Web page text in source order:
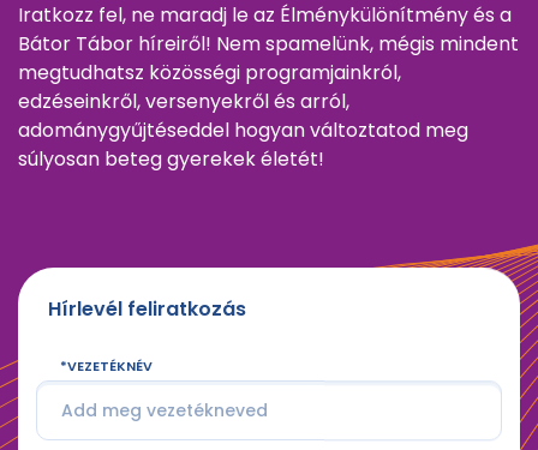
Iratkozz fel, ne maradj le az Élménykülönítmény és a
Bátor Tábor híreiről! Nem spamelünk, mégis mindent
megtudhatsz közösségi programjainkról,
edzéseinkről, versenyekről és arról,
adománygyűjtéseddel hogyan változtatod meg
súlyosan beteg gyerekek életét!
Hírlevél feliratkozás
VEZETÉKNÉV